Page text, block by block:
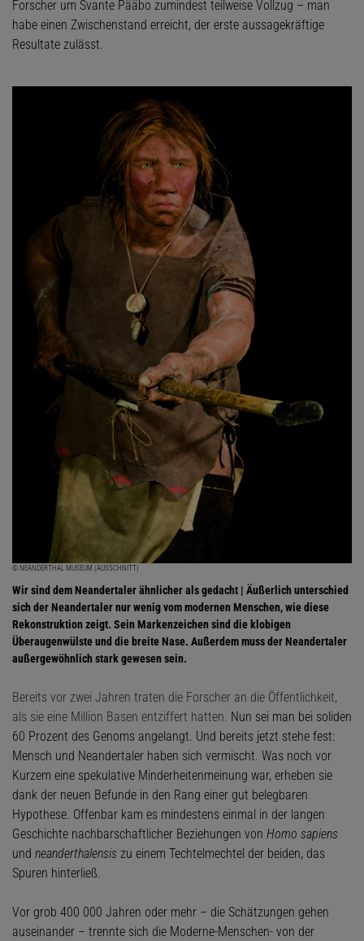
Forscher um Svante Pääbo zumindest teilweise Vollzug – man
habe einen Zwischenstand erreicht, der erste aussagekräftige
Resultate zulässt.
© NEANDERTHAL MUSEUM (AUSSCHNITT)
Wir sind dem Neandertaler ähnlicher als gedacht | Äußerlich unterschied
sich der Neandertaler nur wenig vom modernen Menschen, wie diese
Rekonstruktion zeigt. Sein Markenzeichen sind die klobigen
Überaugenwülste und die breite Nase. Außerdem muss der Neandertaler
außergewöhnlich stark gewesen sein.
Bereits vor zwei Jahren traten die Forscher an die Öffentlichkeit,
als sie eine Million Basen entziffert hatten. Nun sei man bei soliden
60 Prozent des Genoms angelangt. Und bereits jetzt stehe fest:
Mensch und Neandertaler haben sich vermischt. Was noch vor
Kurzem eine spekulative Minderheitenmeinung war, erheben sie
dank der neuen Befunde in den Rang einer gut belegbaren
Hypothese. Offenbar kam es mindestens einmal in der langen
Geschichte nachbarschaftlicher Beziehungen von Homo sapiens
und neanderthalensis zu einem Techtelmechtel der beiden, das
Spuren hinterließ.
Vor grob 400 000 Jahren oder mehr – die Schätzungen gehen
auseinander – trennte sich die Moderne-Menschen- von der